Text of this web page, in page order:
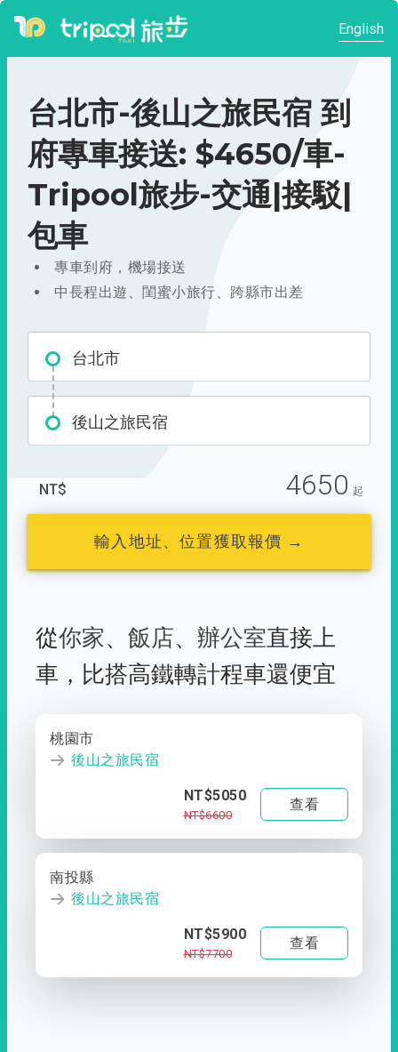
English
台北市-後山之旅民宿 到
府專車接送: $4650/車-
Tripool旅步-交通|接駁|
包車
專車到府，機場接送
中長程出遊、閨蜜小旅行、跨縣市出差
台北市
後山之旅民宿
NT$ 4650 起
輸入地址、位置獲取報價 →
從你家、 飯店、 辦公室直接上
車， 比搭高鐵轉計程車還便宜
桃園市
後山之旅民宿
NT$5050
NT$6600
查看
南投縣
後山之旅民宿
NT$5900
NT$7700
查看